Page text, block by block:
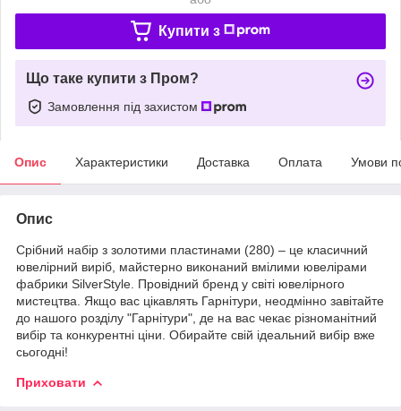
Купити з
Що таке купити з Пром?
Замовлення під захистом
Опис Характеристики Доставка Оплата Умови
Опис
Срібний набір з золотими пластинами (280) – це класичний
ювелірний виріб, майстерно виконаний вмілими ювелірами
фабрики SilverStyle. Провідний бренд у світі ювелірного
мистецтва. Якщо вас цікавлять Гарнітури, неодмінно завітайте
до нашого розділу "Гарнітури", де на вас чекає різноманітний
вибір та конкурентні ціни. Обирайте свій ідеальний вибір вже
сьогодні!
Приховати